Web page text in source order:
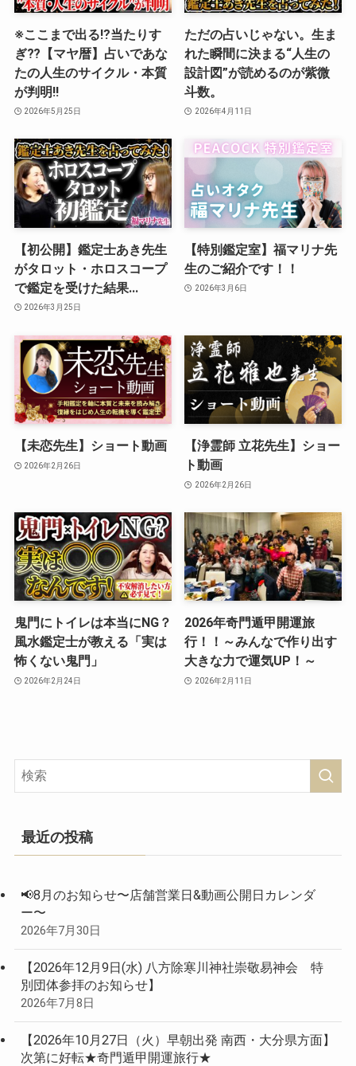
※ここまで出る⁉︎当たりす
ぎ⁇【マヤ暦】占いであな
たの人生のサイクル・本質
が判明‼️
2026年5月25日
ただの占いじゃない。生ま
れた瞬間に決まる“人生の
設計図”が読めるのが紫微
斗数。
2026年4月11日
【初公開】鑑定士あき先生
がタロット・ホロスコープ
で鑑定を受けた結果…
2026年3月25日
【特別鑑定室】福マリナ先
生のご紹介です！！
2026年3月6日
【未恋先生】ショート動画
2026年2月26日
【浄霊師 立花先生】ショー
ト動画
2026年2月26日
鬼門にトイレは本当にNG？
風水鑑定士が教える「実は
怖くない鬼門」
2026年2月24日
2026年奇門遁甲開運旅
行！！～みんなで作り出す
大きな力で運気UP！～
2026年2月11日
最近の投稿
📢8月のお知らせ〜店舗営業日&動画公開日カレンダ
ー〜
2026年7月30日
【2026年12月9日(水) 八方除寒川神社崇敬易神会 特
別団体参拝のお知らせ】
2026年7月8日
【2026年10月27日（火）早朝出発 南西・大分県方面】
次第に好転★奇門遁甲開運旅行★